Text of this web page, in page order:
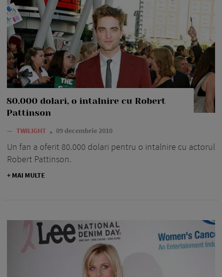
80.000 dolari, o intalnire cu Robert
Pattinson
— TWILIGHT 09 decembrie 2010
Un fan a oferit 80.000 dolari pentru o intalnire cu actorul
Robert Pattinson.
+ MAI MULTE